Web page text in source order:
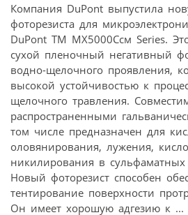
Компания DuPont выпустила
фоторезиста для
DuPont TM MX5000Cсм Series.
сухой пленочный негативный
водно-щелочного проявления,
высокой устойчивостью к
щелочного травления.
распространенными
том числе предназначен для
оловянирования, лужения,
никилирования в сульфаматных
Новый фоторезист способен
тентирование поверхности
Он имеет хорошую адгезию к ...